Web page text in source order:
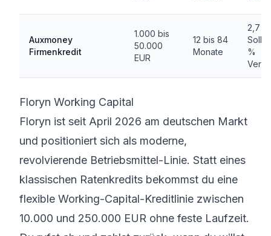
Auxmoney
Firmenkredit
1.000 bis
50.000
EUR
12 bis 84
Monate
2,7
%
Floryn Working Capital
Floryn ist seit April 2026 am deutschen Markt
und positioniert sich als moderne,
revolvierende Betriebsmittel-Linie. Statt eines
klassischen Ratenkredits bekommst du eine
flexible Working-Capital-Kreditlinie zwischen
10.000 und 250.000 EUR ohne feste Laufzeit.